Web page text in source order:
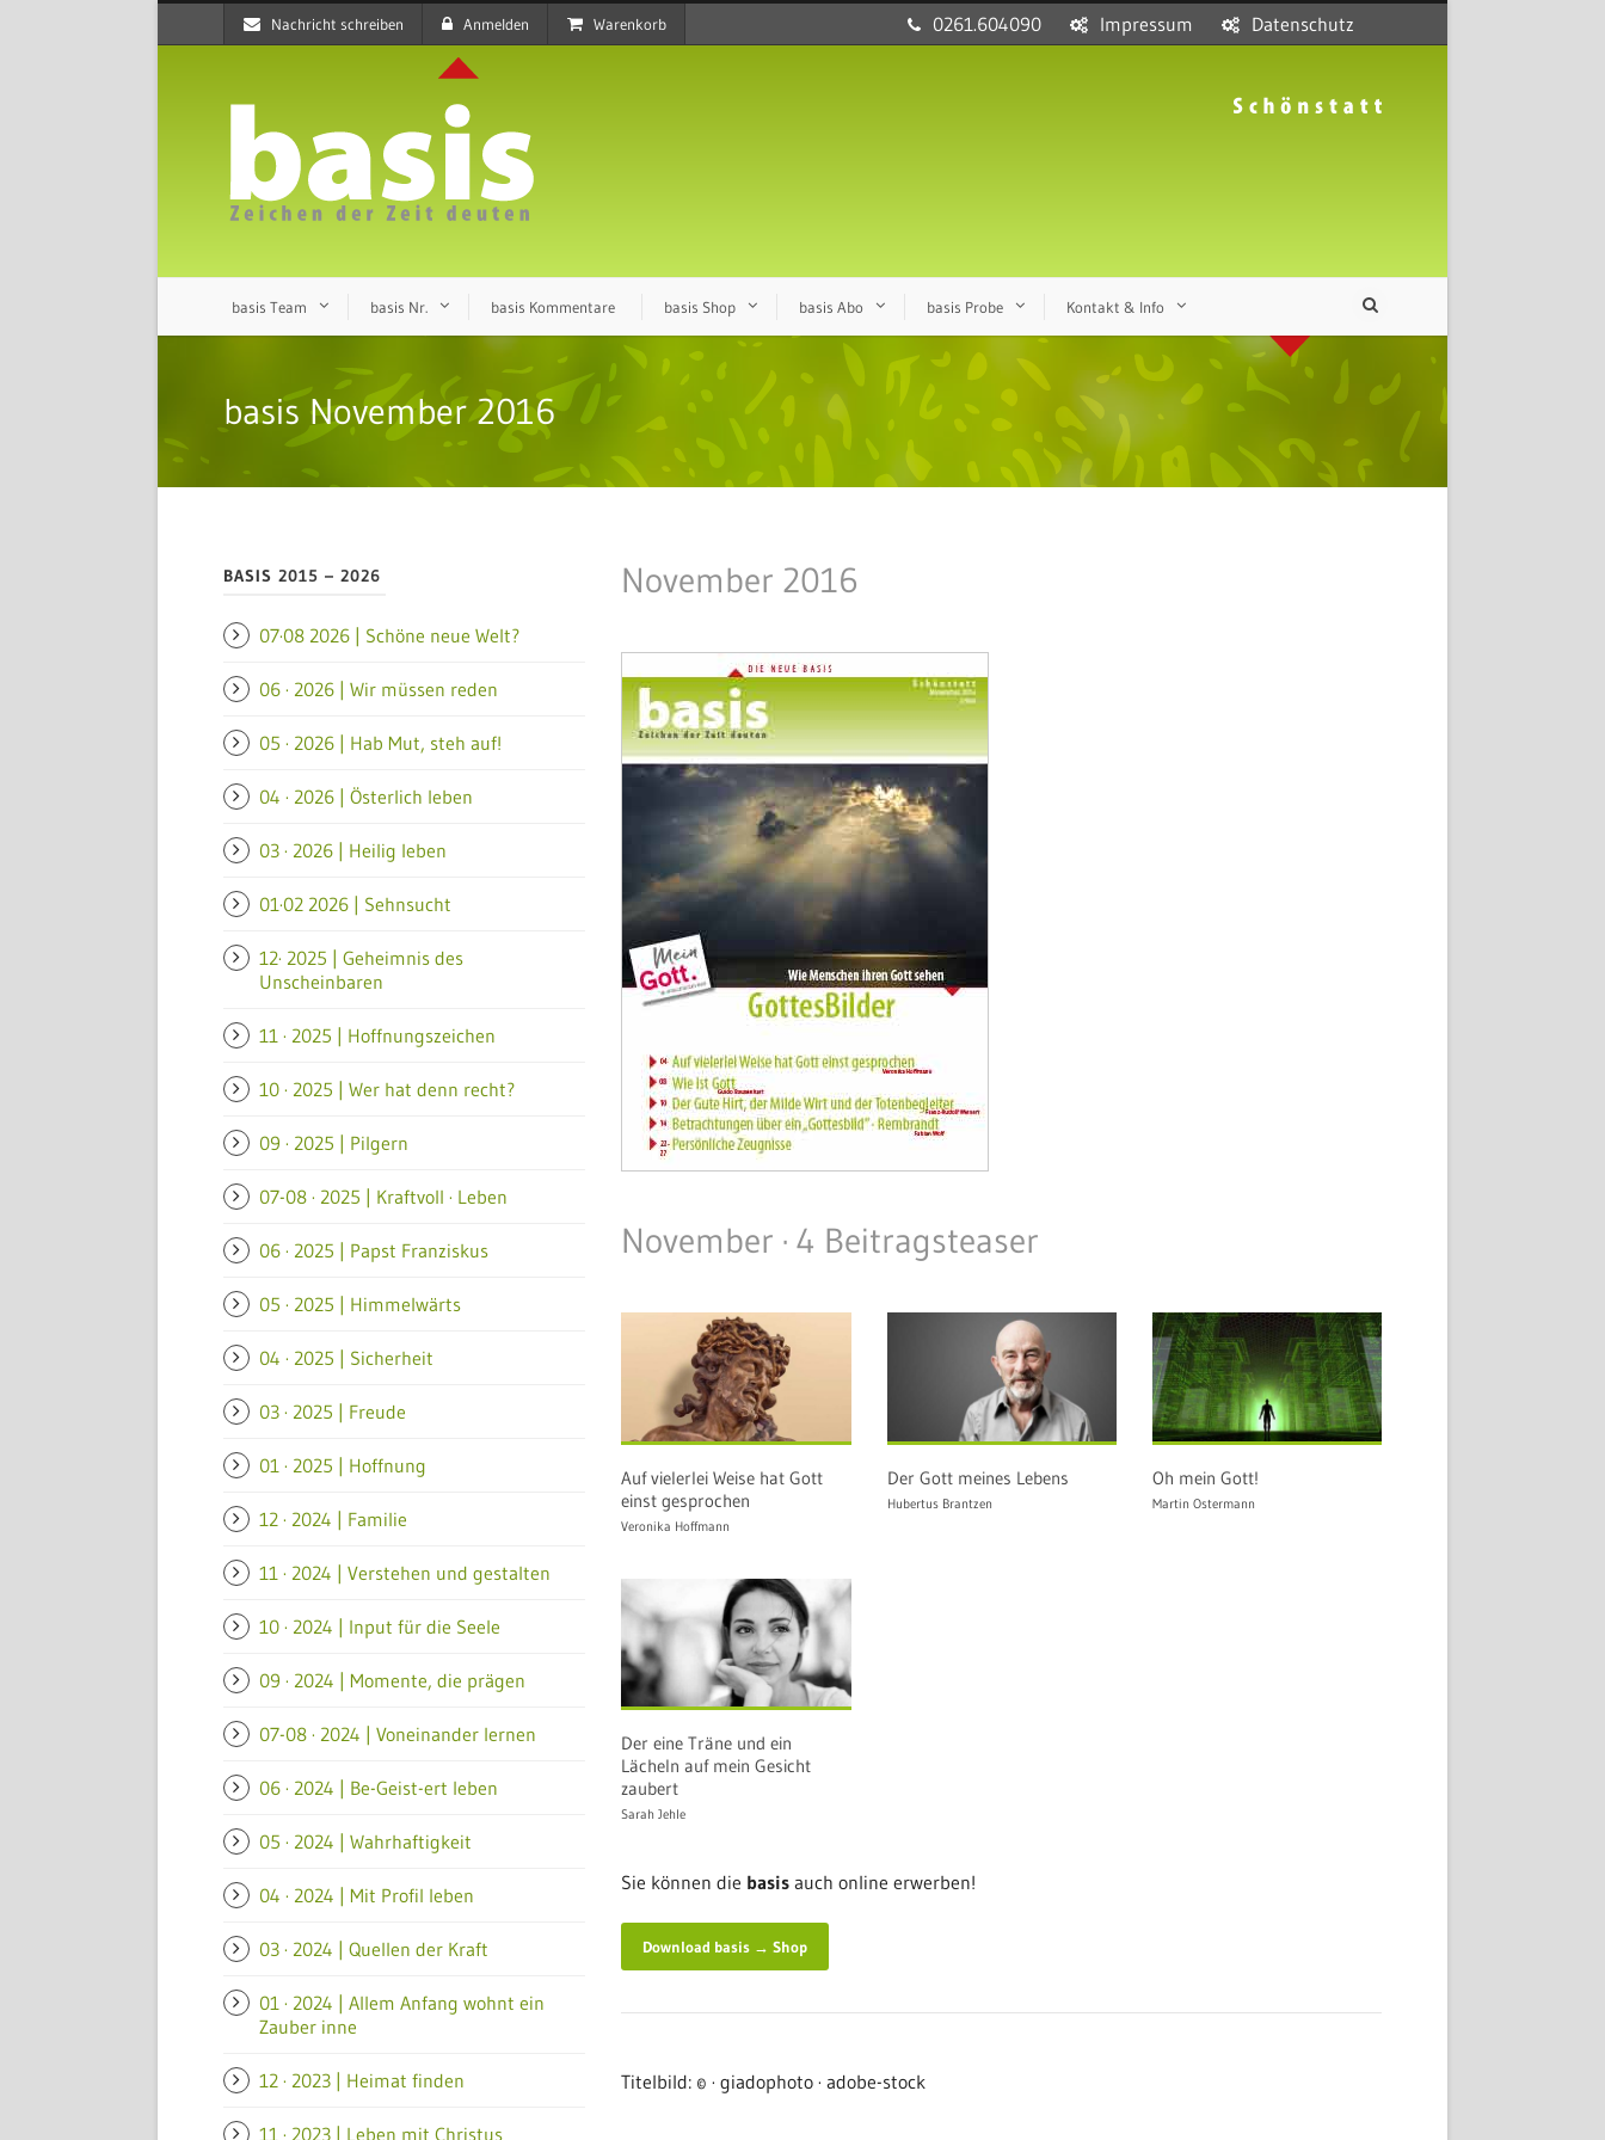
Nachricht schreiben Anmelden Warenkorb 0261.604090 Impressum Datenschutz
basis Team basis Nr. basis Kommentare basis Shop basis Abo basis Probe Kontakt & Info
basis November 2016
November 2016
November · 4 Beitragsteaser
Auf vielerlei Weise hat Gott
einst gesprochen
Veronika Hoffmann
Der Gott meines Lebens
Hubertus Brantzen
Oh mein Gott!
Martin Ostermann
Der eine Träne und ein
Lächeln auf mein Gesicht
zaubert
Sarah Jehle
Sie können die basis auch online erwerben!
Download basis → Shop
Titelbild: © · giadophoto · adobe-stock
BASIS 2015 – 2026
07·08 2026 | Schöne neue Welt?
06 · 2026 | Wir müssen reden
05 · 2026 | Hab Mut, steh auf!
04 · 2026 | Österlich leben
03 · 2026 | Heilig leben
01·02 2026 | Sehnsucht
12· 2025 | Geheimnis des
Unscheinbaren
11 · 2025 | Hoffnungszeichen
10 · 2025 | Wer hat denn recht?
09 · 2025 | Pilgern
07-08 · 2025 | Kraftvoll · Leben
06 · 2025 | Papst Franziskus
05 · 2025 | Himmelwärts
04 · 2025 | Sicherheit
03 · 2025 | Freude
01 · 2025 | Hoffnung
12 · 2024 | Familie
11 · 2024 | Verstehen und gestalten
10 · 2024 | Input für die Seele
09 · 2024 | Momente, die prägen
07-08 · 2024 | Voneinander lernen
06 · 2024 | Be-Geist-ert leben
05 · 2024 | Wahrhaftigkeit
04 · 2024 | Mit Profil leben
03 · 2024 | Quellen der Kraft
01 · 2024 | Allem Anfang wohnt ein
Zauber inne
12 · 2023 | Heimat finden
11 · 2023 | Leben mit Christus